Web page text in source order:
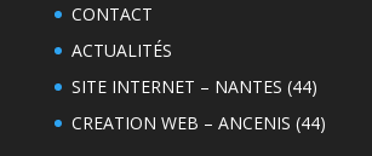
CONTACT
ACTUALITÉS
SITE INTERNET – NANTES (44)
CREATION WEB – ANCENIS (44)